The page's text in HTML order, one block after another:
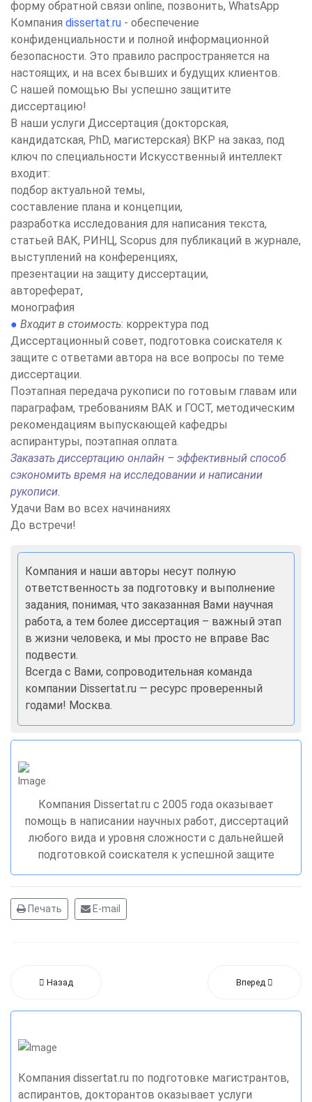
форму обратной связи online, позвонить, WhatsApp
Компания dissertat.ru - обеспечение
конфиденциальности и полной информационной
безопасности. Это правило распространяется на
настоящих, и на всех бывших и будущих клиентов.
С нашей помощью Вы успешно защитите
диссертацию!
В наши услуги Диссертация (докторская,
кандидатская, PhD, магистерская) ВКР на заказ, под
ключ по специальности Искусственный интеллект
входит:
подбор актуальной темы,
составление плана и концепции,
разработка исследования для написания текста,
статьей ВАК, РИНЦ, Scopus для публикаций в журнале,
выступлений на конференциях,
презентации на защиту диссертации,
автореферат,
монография
● Входит в стоимость: корректура под
Диссертационный совет, подготовка соискателя к
защите с ответами автора на все вопросы по теме
диссертации.
Поэтапная передача рукописи по готовым главам или
параграфам, требованиям ВАК и ГОСТ, методическим
рекомендациям выпускающей кафедры
аспирантуры, поэтапная оплата
Заказать диссертацию онлайн – эффективный способ
сэкономить время на исследовании и написании
рукописи.
Удачи Вам во всех начинаниях
До встречи!
Компания и наши авторы несут полную
ответственность за подготовку и выполнение
задания, понимая, что заказанная Вами научная
работа, а тем более диссертация – важный этап
в жизни человека, и мы просто не вправе Вас
подвести.
Всегда с Вами, сопроводительная команда
компании Dissertat.ru — ресурс проверенный
годами! Москва.
Компания Dissertat.ru c 2005 года оказывает
помощь в написании научных работ, диссертаций
любого вида и уровня сложности с дальнейшей
подготовкой соискателя к успешной защите
Печать E-mail
Назад Вперед
Компания dissertat.ru по подготовке магистрантов,
аспирантов, докторантов оказывает услуги